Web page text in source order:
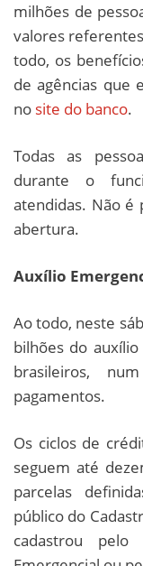
milhões de
valores
todo, os
de agências que
no site do banco.
Todas as
durante o
atendidas. Não é
abertura.
Auxílio
Ao todo, neste
bilhões do
brasileiros,
pagamentos.
Os ciclos de
seguem até
parcelas
público do
cadastrou